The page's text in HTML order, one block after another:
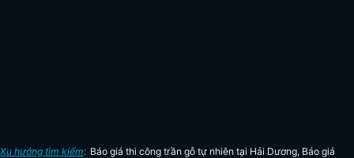
Xu hướng tìm kiếm: Báo giá thi công trần gỗ tự nhiên tại Hải Dương, Báo giá